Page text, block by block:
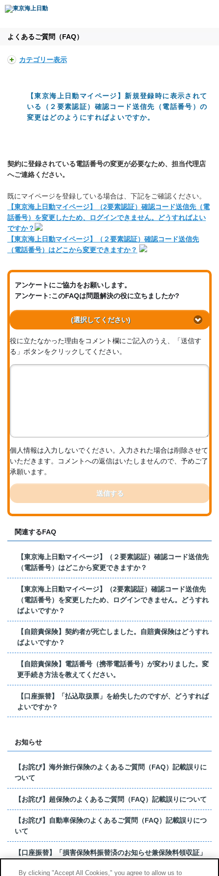
よくあるご質問（FAQ）
カテゴリー表示
【東京海上日動マイページ】新規登録時に表示されて
いる（２要素認証）確認コード送信先（電話番号）の
変更はどのようにすればよいですか。
契約に登録されている電話番号の変更が必要なため、担当代理店
へご連絡ください。
既にマイページを登録している場合は、下記をご確認ください。
【東京海上日動マイページ】（2要素認証）確認コード送信先（電
話番号）を変更したため、ログインできません。どうすればよい
ですか？
【東京海上日動マイページ】（２要素認証）確認コード送信先
（電話番号）はどこから変更できますか？
アンケートにご協力をお願いします。
アンケート:このFAQは問題解決の役に立ちましたか?
(選択してください)
役に立たなかった理由をコメント欄にご記入のうえ、「送信す
る」ボタンをクリックしてください。
個人情報は入力しないでください。入力された場合は削除させて
いただきます。コメントへの返信はいたしませんので、予めご了
承願います。
送信する
関連するFAQ
【東京海上日動マイページ】（２要素認証）確認コード送信先
（電話番号）はどこから変更できますか？
【東京海上日動マイページ】（2要素認証）確認コード送信先
（電話番号）を変更したため、ログインできません。どうすれ
ばよいですか？
【自賠責保険】契約者が死亡しました。自賠責保険はどうすれ
ばよいですか？
【自賠責保険】電話番号（携帯電話番号）が変わりました。変
更手続き方法を教えてください。
【口座振替】「払込取扱票」を紛失したのですが、どうすれば
よいですか？
お知らせ
【お詫び】海外旅行保険のよくあるご質問（FAQ）記載誤りに
ついて
【お詫び】超保険のよくあるご質問（FAQ）記載誤りについて
【お詫び】自動車保険のよくあるご質問（FAQ）記載誤りにつ
いて
【口座振替】「損害保険料振替済のお知らせ兼保険料領収証」
By clicking "Accept All Cookies," you agree to allow us to